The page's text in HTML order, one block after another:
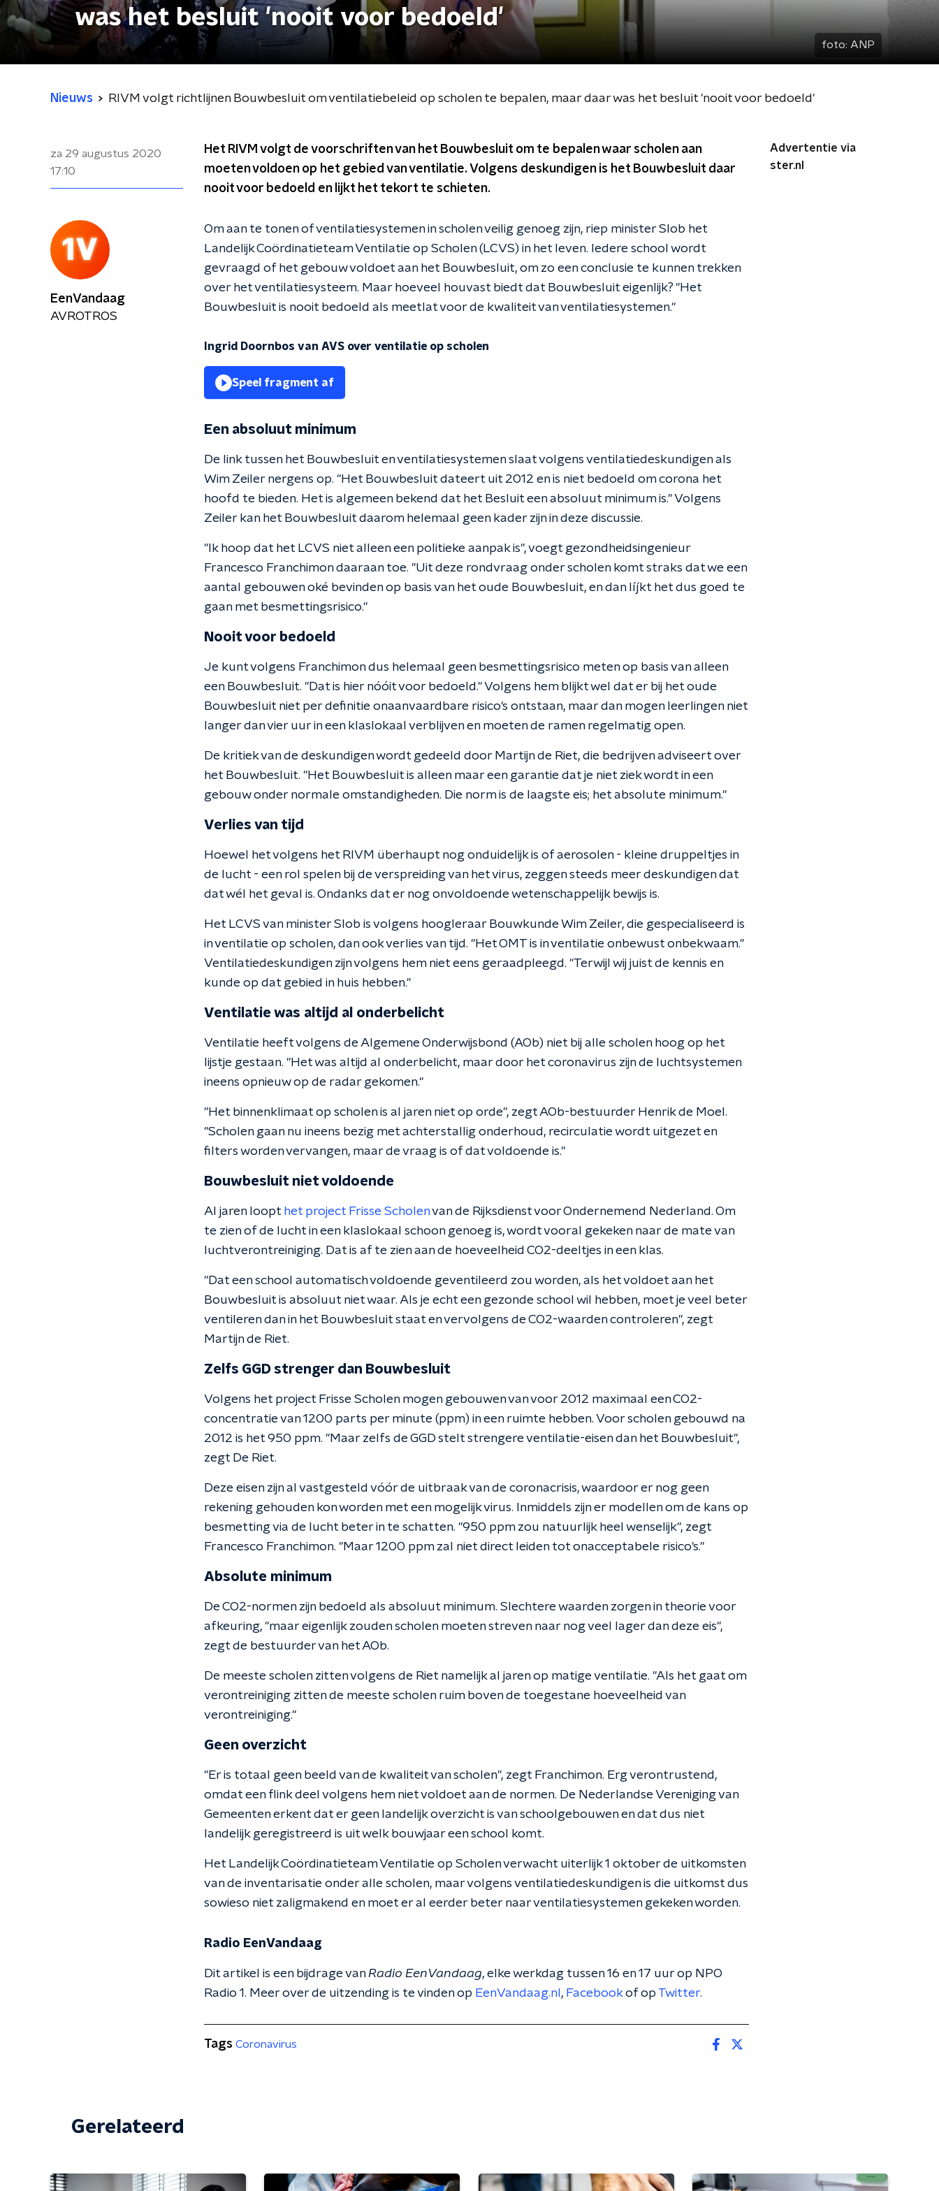
was het besluit 'nooit voor bedoeld'
foto: ANP
Nieuws RIVM volgt richtlijnen Bouwbesluit om ventilatiebeleid op scholen te bepalen, maar daar was het besluit 'nooit voor bedoeld'
za 29 augustus 2020
17:10
Het RIVM volgt de voorschriften van het Bouwbesluit om te bepalen waar scholen aan
moeten voldoen op het gebied van ventilatie. Volgens deskundigen is het Bouwbesluit daar
nooit voor bedoeld en lijkt het tekort te schieten.
Om aan te tonen of ventilatiesystemen in scholen veilig genoeg zijn, riep minister Slob het
Landelijk Coördinatieteam Ventilatie op Scholen (LCVS) in het leven. Iedere school wordt
gevraagd of het gebouw voldoet aan het Bouwbesluit, om zo een conclusie te kunnen trekken
over het ventilatiesysteem. Maar hoeveel houvast biedt dat Bouwbesluit eigenlijk? "Het
Bouwbesluit is nooit bedoeld als meetlat voor de kwaliteit van ventilatiesystemen."
Ingrid Doornbos van AVS over ventilatie op scholen
Speel fragment af
Een absoluut minimum
De link tussen het Bouwbesluit en ventilatiesystemen slaat volgens ventilatiedeskundigen als
Wim Zeiler nergens op. "Het Bouwbesluit dateert uit 2012 en is niet bedoeld om corona het
hoofd te bieden. Het is algemeen bekend dat het Besluit een absoluut minimum is." Volgens
Zeiler kan het Bouwbesluit daarom helemaal geen kader zijn in deze discussie.
"Ik hoop dat het LCVS niet alleen een politieke aanpak is", voegt gezondheidsingenieur
Francesco Franchimon daaraan toe. "Uit deze rondvraag onder scholen komt straks dat we een
aantal gebouwen oké bevinden op basis van het oude Bouwbesluit, en dan líjkt het dus goed te
gaan met besmettingsrisico."
Nooit voor bedoeld
Je kunt volgens Franchimon dus helemaal geen besmettingsrisico meten op basis van alleen
een Bouwbesluit. "Dat is hier nóóit voor bedoeld." Volgens hem blijkt wel dat er bij het oude
Bouwbesluit niet per definitie onaanvaardbare risico's ontstaan, maar dan mogen leerlingen niet
langer dan vier uur in een klaslokaal verblijven en moeten de ramen regelmatig open.
De kritiek van de deskundigen wordt gedeeld door Martijn de Riet, die bedrijven adviseert over
het Bouwbesluit. "Het Bouwbesluit is alleen maar een garantie dat je niet ziek wordt in een
gebouw onder normale omstandigheden. Die norm is de laagste eis; het absolute minimum."
Verlies van tijd
Hoewel het volgens het RIVM überhaupt nog onduidelijk is of aerosolen - kleine druppeltjes in
de lucht - een rol spelen bij de verspreiding van het virus, zeggen steeds meer deskundigen dat
dat wél het geval is. Ondanks dat er nog onvoldoende wetenschappelijk bewijs is.
Het LCVS van minister Slob is volgens hoogleraar Bouwkunde Wim Zeiler, die gespecialiseerd is
in ventilatie op scholen, dan ook verlies van tijd. "Het OMT is in ventilatie onbewust onbekwaam."
Ventilatiedeskundigen zijn volgens hem niet eens geraadpleegd. "Terwijl wij juist de kennis en
kunde op dat gebied in huis hebben."
Ventilatie was altijd al onderbelicht
Ventilatie heeft volgens de Algemene Onderwijsbond (AOb) niet bij alle scholen hoog op het
lijstje gestaan. "Het was altijd al onderbelicht, maar door het coronavirus zijn de luchtsystemen
ineens opnieuw op de radar gekomen."
"Het binnenklimaat op scholen is al jaren niet op orde", zegt AOb-bestuurder Henrik de Moel.
"Scholen gaan nu ineens bezig met achterstallig onderhoud, recirculatie wordt uitgezet en
filters worden vervangen, maar de vraag is of dat voldoende is."
Bouwbesluit niet voldoende
Al jaren loopt het project Frisse Scholenvan de Rijksdienst voor Ondernemend Nederland. Om
te zien of de lucht in een klaslokaal schoon genoeg is, wordt vooral gekeken naar de mate van
luchtverontreiniging. Dat is af te zien aan de hoeveelheid CO2-deeltjes in een klas.
"Dat een school automatisch voldoende geventileerd zou worden, als het voldoet aan het
Bouwbesluit is absoluut niet waar. Als je echt een gezonde school wil hebben, moet je veel beter
ventileren dan in het Bouwbesluit staat en vervolgens de CO2-waarden controleren", zegt
Martijn de Riet.
Zelfs GGD strenger dan Bouwbesluit
Volgens het project Frisse Scholen mogen gebouwen van voor 2012 maximaal een CO2-
concentratie van 1200 parts per minute (ppm) in een ruimte hebben. Voor scholen gebouwd na
2012 is het 950 ppm. "Maar zelfs de GGD stelt strengere ventilatie-eisen dan het Bouwbesluit",
zegt De Riet.
Deze eisen zijn al vastgesteld vóór de uitbraak van de coronacrisis, waardoor er nog geen
rekening gehouden kon worden met een mogelijk virus. Inmiddels zijn er modellen om de kans op
besmetting via de lucht beter in te schatten. "950 ppm zou natuurlijk heel wenselijk", zegt
Francesco Franchimon. "Maar 1200 ppm zal niet direct leiden tot onacceptabele risico's."
Absolute minimum
De CO2-normen zijn bedoeld als absoluut minimum. Slechtere waarden zorgen in theorie voor
afkeuring, "maar eigenlijk zouden scholen moeten streven naar nog veel lager dan deze eis",
zegt de bestuurder van het AOb.
De meeste scholen zitten volgens de Riet namelijk al jaren op matige ventilatie. "Als het gaat om
verontreiniging zitten de meeste scholen ruim boven de toegestane hoeveelheid van
verontreiniging."
Geen overzicht
"Er is totaal geen beeld van de kwaliteit van scholen", zegt Franchimon. Erg verontrustend,
omdat een flink deel volgens hem niet voldoet aan de normen. De Nederlandse Vereniging van
Gemeenten erkent dat er geen landelijk overzicht is van schoolgebouwen en dat dus niet
landelijk geregistreerd is uit welk bouwjaar een school komt.
Het Landelijk Coördinatieteam Ventilatie op Scholen verwacht uiterlijk 1 oktober de uitkomsten
van de inventarisatie onder alle scholen, maar volgens ventilatiedeskundigen is die uitkomst dus
sowieso niet zaligmakend en moet er al eerder beter naar ventilatiesystemen gekeken worden.
Radio EenVandaag
Dit artikel is een bijdrage vanRadio EenVandaag, elke werkdag tussen 16 en 17 uur op NPO
Radio 1. Meer over de uitzending is te vinden op EenVandaag.nl , Facebookof op Twitter.
Advertentie via
ster.nl
EenVandaag
AVROTROS
Tags Coronavirus
Gerelateerd